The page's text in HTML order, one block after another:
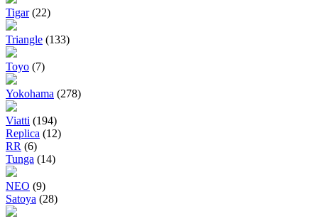
Tigar (22)
Triangle (133)
Toyo (7)
Yokohama (278)
Viatti (194)
Replica (12)
RR (6)
Tunga (14)
NEO (9)
Satoya (28)